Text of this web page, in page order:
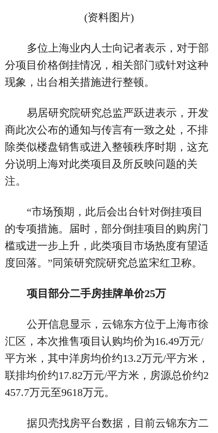
(资料图片)
多位上海业内人士向记者表示，对于部
分项目价格倒挂情况，相关部门或针对这种
现象，出台相关措施进行整顿。
易居研究院研究总监严跃进表示，开发
商此次公布的通知与传言有一致之处，不排
除类似楼盘销售或进入整顿秩序时期，这充
分说明上海对此类项目及所反映问题的关
注。
“市场预期，此后会出台针对倒挂项目
的专项措施。届时，部分倒挂项目的购房门
槛或进一步上升，此类项目市场热度有望适
度回落。”同策研究院研究总监宋红卫称。
项目部分二手房挂牌单价25万
公开信息显示，云锦东方位于上海市徐
汇区，本次推售项目认购均价为16.49万元/
平方米，其中洋房均价约13.2万元/平方米，
联排均价约17.82万元/平方米，房源总价约2
457.7万元至9618万元。
据贝壳找房平台数据，目前云锦东方二